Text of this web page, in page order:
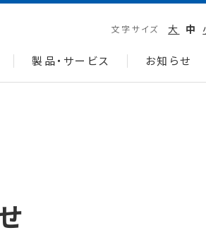
文字サイズ 大 中
製品・サービス お知らせ